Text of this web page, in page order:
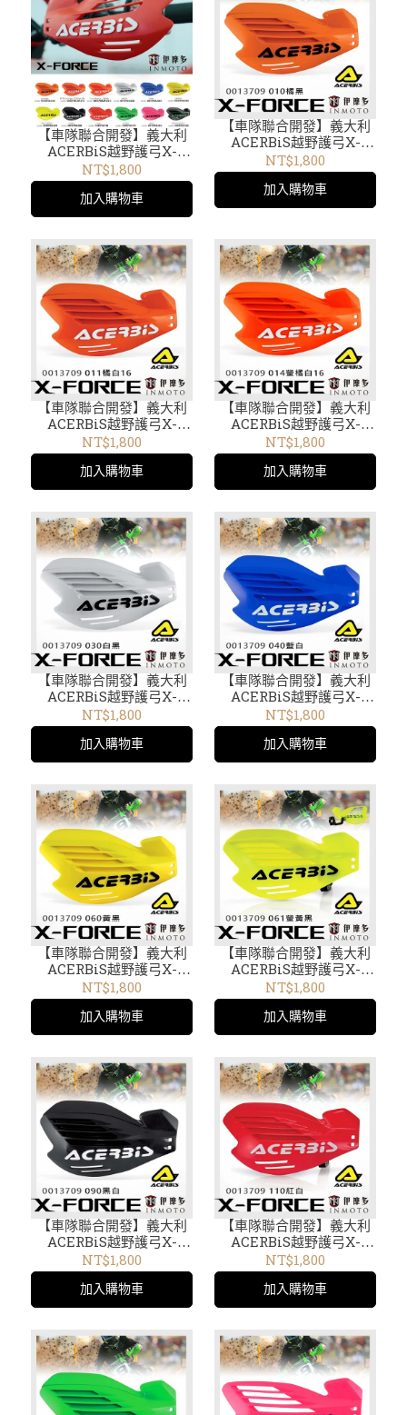
【車隊聯合開發】義大利
ACERBiS越野護弓X-
FORCE 通用 開放式 護手
內擾流板可拆0013709多色
13709
NT$1,800
加入購物車
【車隊聯合開發】義大利
ACERBiS越野護弓X-
FORCE通用開放式 護手
內擾流板可拆0013709.010
橘黑 13709
NT$1,800
加入購物車
【車隊聯合開發】義大利
ACERBiS越野護弓X-
FORCE通用開放式 護手
內擾流板可拆
0013709.011016橘白
13709
NT$1,800
加入購物車
【車隊聯合開發】義大利
ACERBiS越野護弓X-
FORCE通用開放式 護手
內擾流板可拆
0013709.014016螢橘白
13709
NT$1,800
加入購物車
【車隊聯合開發】義大利
ACERBiS越野護弓X-
FORCE通用開放式 護手
內擾流板可拆0013709.030
白黑 13709
NT$1,800
加入購物車
【車隊聯合開發】義大利
ACERBiS越野護弓X-
FORCE通用開放式 護手
內擾流板可拆0013709.040
藍白 13709
NT$1,800
加入購物車
【車隊聯合開發】義大利
ACERBiS越野護弓X-
FORCE通用開放式 護手
內擾流板可拆0013709.060
黃黑 13709
NT$1,800
加入購物車
【車隊聯合開發】義大利
ACERBiS越野護弓X-
FORCE通用開放式 護手
內擾流板可拆0013709.061
螢黃黑 13709
NT$1,800
加入購物車
【車隊聯合開發】義大利
ACERBiS越野護弓X-
FORCE通用開放式 護手
內擾流板可拆0013709.090
黑白 13709
NT$1,800
加入購物車
【車隊聯合開發】義大利
ACERBiS越野護弓X-
FORCE通用開放式 護手
內擾流板可拆0013709.110
紅白 13709
NT$1,800
加入購物車